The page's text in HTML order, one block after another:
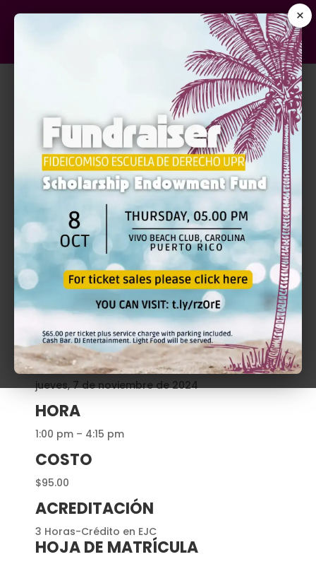
×
RECURSO (S)
Hon. Pedro J. Espinal
DÍA
jueves, 7 de noviembre de 2024
HORA
1:00 pm – 4:15 pm
COSTO
$95.00
ACREDITACIÓN
3 Horas-Crédito en EJC
HOJA DE MATRÍCULA